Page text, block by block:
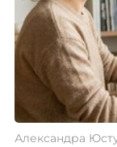
Александра